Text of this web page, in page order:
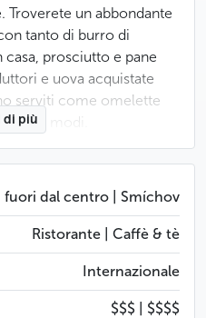
un abbondante
tanto di burro di
prosciutto e pane
e uova acquistate
serviti come omelette
in vari modi.
va segnalato il menu
certamente il coniglio
in salsa di vino
ai funghi
Infine, la lista
di più
fuori dal centro | Smíchov
Ristorante | Caffè & tè
Internazionale
$$$ | $$$$